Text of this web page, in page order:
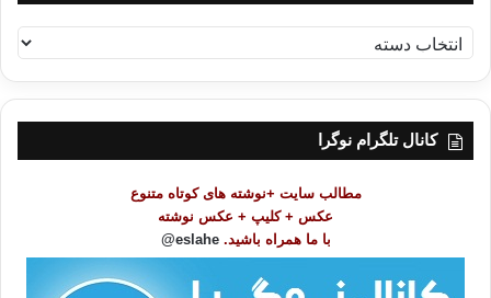
ه
ر
کانال تلگرام نوگرا
مطالب سایت +نوشته های کوتاه متنوع
عکس + کلیپ + عکس نوشته
با ما همراه باشید. eslahe@